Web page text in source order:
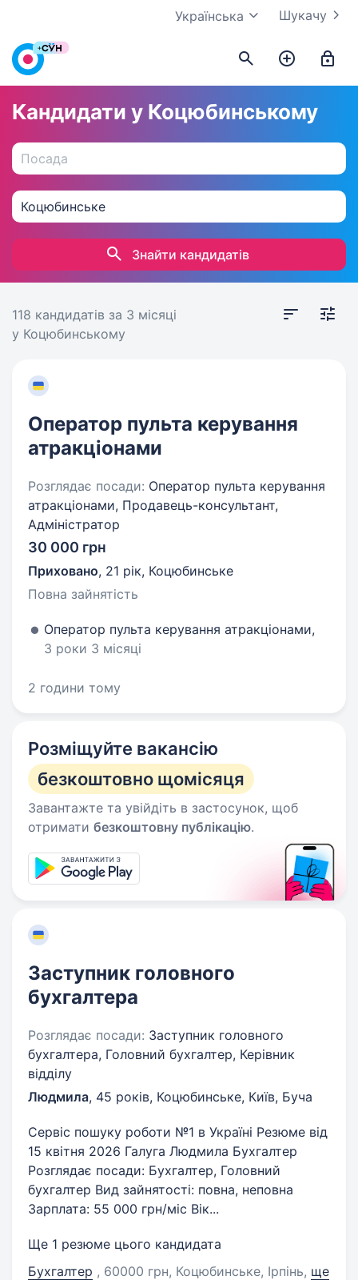
Шукачу
Українська
Кандидати у Коцюбинському
Знайти кандидатів
118 кандидатів за 3 місяці
у Коцюбинському
Оператор пульта керування
атракціонами
Розглядає посади: Оператор пульта керування
атракціонами, Продавець-консультант,
Адміністратор
30 000 грн
Приховано, 21 рік, Коцюбинське
Повна зайнятість
Оператор пульта керування атракціонами,
3 роки 3 місяці
2 години тому
Розміщуйте вакансію
безкоштовно щомісяця
Завантажте та увійдіть в застосунок, щоб
отримати безкоштовну публікацію.
Заступник головного
бухгалтера
Розглядає посади: Заступник головного
бухгалтера, Головний бухгалтер, Керівник
відділу
Людмила, 45 років, Коцюбинське, Київ, Буча
Сервіс пошуку роботи №1 в Україні Резюме від
15 квітня 2026 Галуга Людмила Бухгалтер
Розглядає посади: Бухгалтер, Головний
бухгалтер Вид зайнятості: повна, неповна
Зарплата: 55 000 грн/міс Вік...
Ще 1 резюме цього кандидата
Бухгалтер , 60000 грн, Коцюбинське, Ірпінь, ще